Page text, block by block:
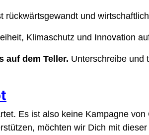
und
Klimaschutz und Innovation
auf dem Teller. Unterschreibe und
Es ist also keine Kampagne
möchten wir Dich mit